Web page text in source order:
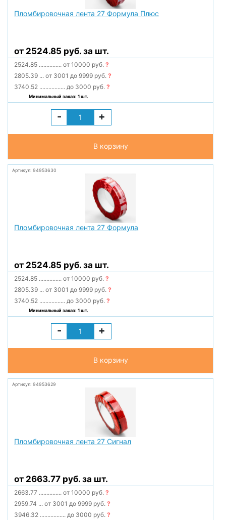
Пломбировочная лента 27 Формула Плюс
от 2524.85 руб. за шт.
2524.85 ............... от 10000 руб.?
2805.39 ... от 3001 до 9999 руб.?
3740.52 ................. до 3000 руб.?
Минимальный заказ: 1 шт.
- +
В корзину
Артикул: 94953630
Пломбировочная лента 27 Формула
от 2524.85 руб. за шт.
2524.85 ............... от 10000 руб.?
2805.39 ... от 3001 до 9999 руб.?
3740.52 ................. до 3000 руб.?
Минимальный заказ: 1 шт.
- +
В корзину
Артикул: 94953629
Пломбировочная лента 27 Сигнал
от 2663.77 руб. за шт.
2663.77 ............... от 10000 руб.?
2959.74 ... от 3001 до 9999 руб.?
3946.32 ................. до 3000 руб.?